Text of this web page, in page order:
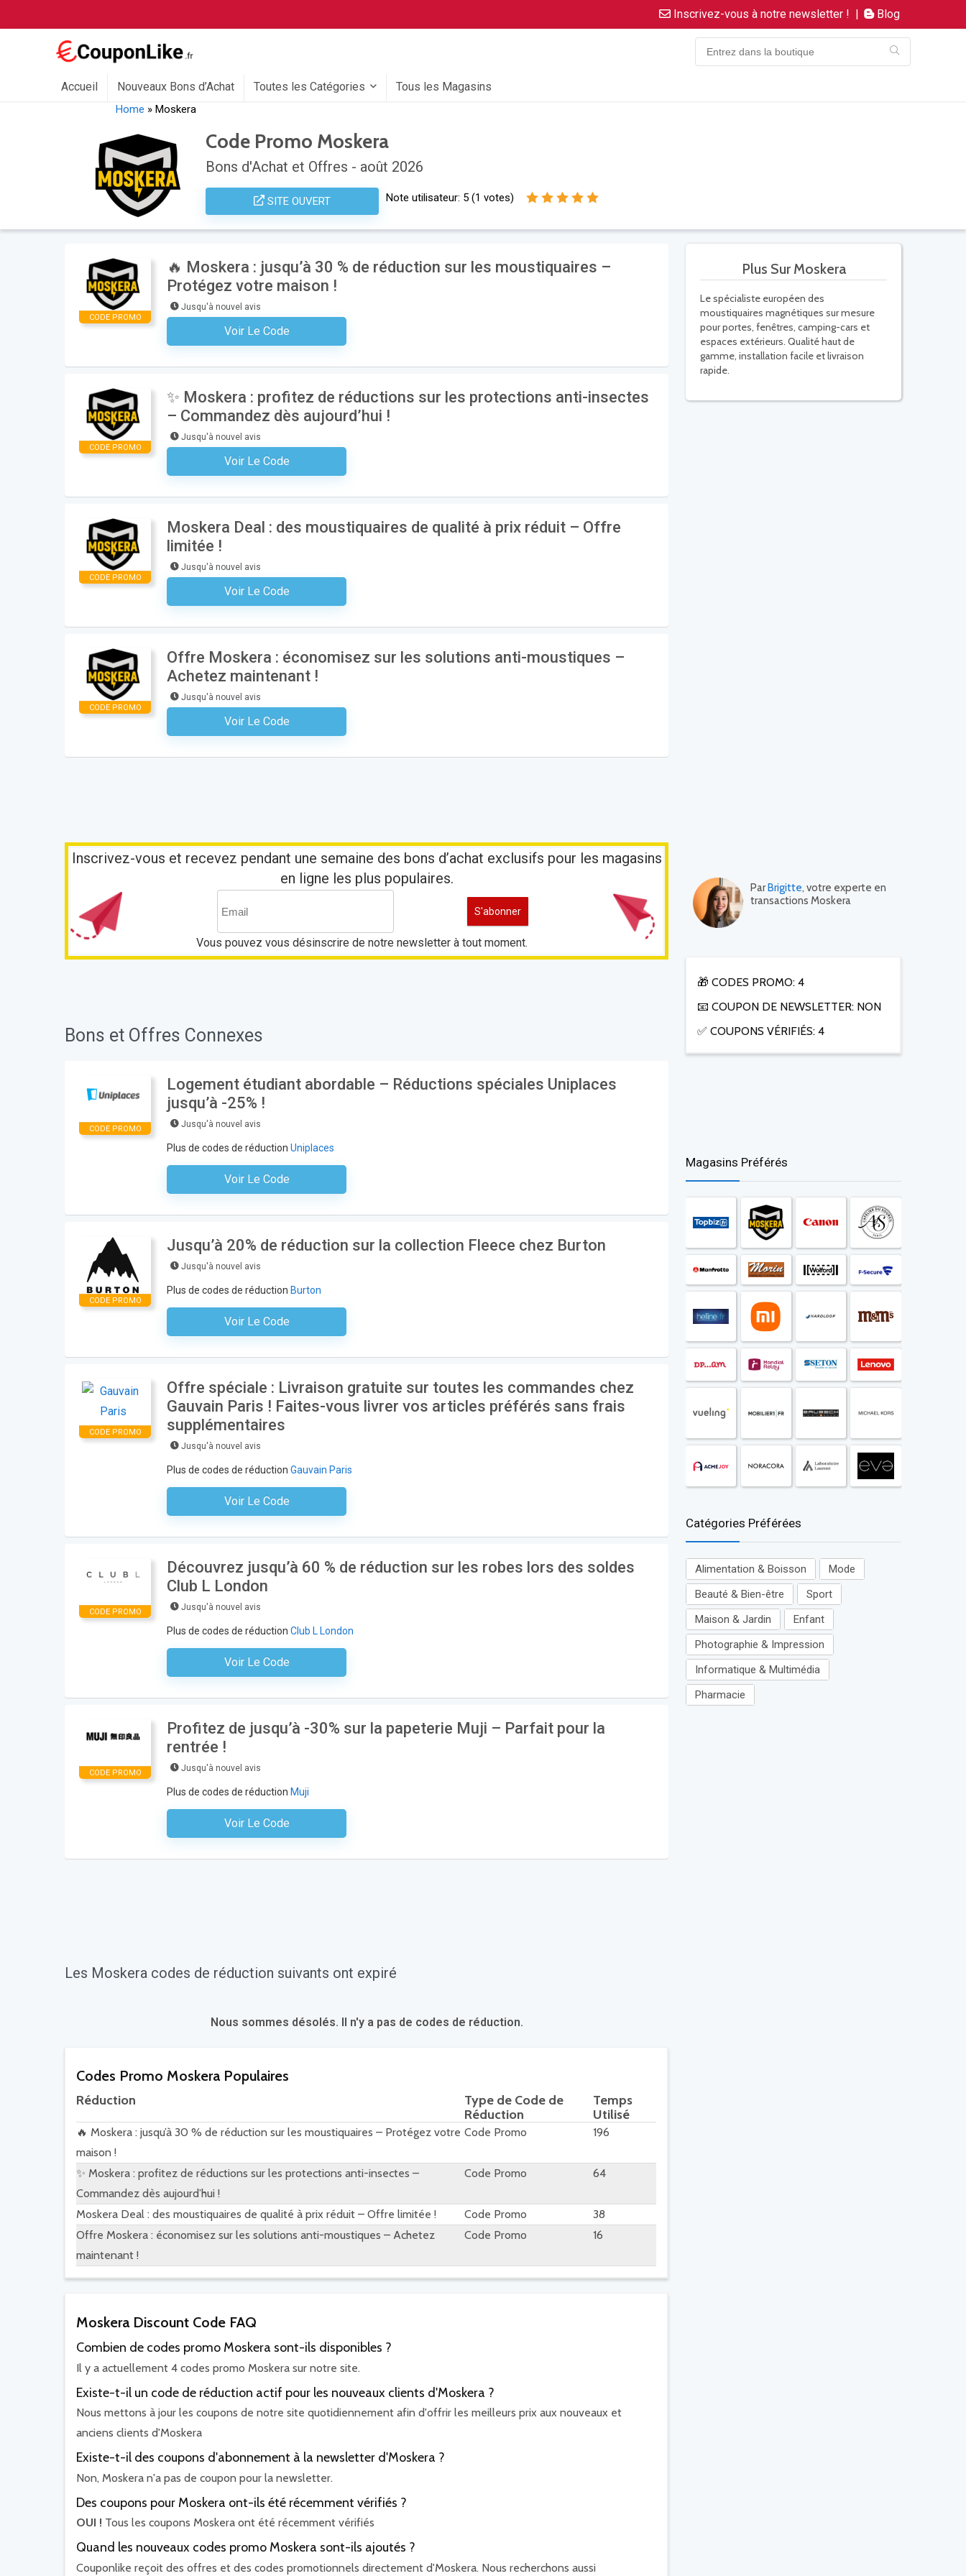
Inscrivez-vous à notre newsletter ! | Blog
Accueil Nouveaux Bons d’Achat Toutes les Catégories Tous les Magasins
Home »Moskera
Code Promo Moskera
Bons d'Achat et Offres - août 2026
SITE OUVERT Note utilisateur: 5 (1 votes)
Plus Sur Moskera
Le spécialiste européen des
moustiquaires magnétiques sur mesure
pour portes, fenêtres, camping-cars et
espaces extérieurs. Qualité haut de
gamme, installation facile et livraison
rapide.
ParBrigitte, votre experte en
transactions Moskera
🎁 CODES PROMO: 4
📧 COUPON DE NEWSLETTER: NON
✅ COUPONS VÉRIFIÉS: 4
Magasins Préférés
Catégories Préférées
Alimentation & Boisson
Mode
Beauté & Bien-être
Sport
Maison & Jardin
Enfant
Photographie & Impression
Informatique & Multimédia
Pharmacie
CODE PROMO
🔥 Moskera : jusqu’à 30 % de réduction sur les moustiquaires –
Protégez votre maison !
Jusqu'à nouvel avis
Voir Le Code
Aucun Code N'est Nécessaire
CODE PROMO
✨ Moskera : profitez de réductions sur les protections anti-insectes
– Commandez dès aujourd’hui !
Jusqu'à nouvel avis
Voir Le Code
Aucun Code N'est Nécessaire
CODE PROMO
Moskera Deal : des moustiquaires de qualité à prix réduit – Offre
limitée !
Jusqu'à nouvel avis
Voir Le Code
Aucun Code N'est Nécessaire
CODE PROMO
Offre Moskera : économisez sur les solutions anti-moustiques –
Achetez maintenant !
Jusqu'à nouvel avis
Voir Le Code
Aucun Code N'est Nécessaire
Inscrivez-vous et recevez pendant une semaine des bons d’achat exclusifs pour les magasins
en ligne les plus populaires.
Vous pouvez vous désinscrire de notre newsletter à tout moment.
Bons et Offres Connexes
CODE PROMO
Logement étudiant abordable – Réductions spéciales Uniplaces
jusqu’à -25% !
Jusqu'à nouvel avis
Plus de codes de réduction Uniplaces
Voir Le Code
Aucun Code N'est Nécessaire
CODE PROMO
Jusqu’à 20% de réduction sur la collection Fleece chez Burton
Jusqu'à nouvel avis
Plus de codes de réduction Burton
Voir Le Code
Aucun Code N'est Nécessaire
CODE PROMO
Offre spéciale : Livraison gratuite sur toutes les commandes chez
Gauvain Paris ! Faites-vous livrer vos articles préférés sans frais
supplémentaires
Jusqu'à nouvel avis
Plus de codes de réduction Gauvain Paris
Voir Le Code
Aucun Code N'est Nécessaire
CODE PROMO
Découvrez jusqu’à 60 % de réduction sur les robes lors des soldes
Club L London
Jusqu'à nouvel avis
Plus de codes de réduction Club L London
Voir Le Code
Aucun Code N'est Nécessaire
CODE PROMO
Profitez de jusqu’à -30% sur la papeterie Muji – Parfait pour la
rentrée !
Jusqu'à nouvel avis
Plus de codes de réduction Muji
Voir Le Code
Aucun Code N'est Nécessaire
Les Moskera codes de réduction suivants ont expiré
Nous sommes désolés. Il n'y a pas de codes de réduction.
Codes Promo Moskera Populaires
Réduction
Type de Code de
Réduction
Temps
Utilisé
🔥 Moskera : jusqu’à 30 % de réduction sur les moustiquaires – Protégez votre
maison !
Code Promo 196
✨ Moskera : profitez de réductions sur les protections anti-insectes –
Commandez dès aujourd’hui !
Code Promo 64
Moskera Deal : des moustiquaires de qualité à prix réduit – Offre limitée ! Code Promo
38
Offre Moskera : économisez sur les solutions anti-moustiques – Achetez
maintenant !
Code Promo 16
Moskera Discount Code FAQ
Combien de codes promo Moskera sont-ils disponibles ?
Il y a actuellement 4 codes promo Moskera sur notre site.
Existe-t-il un code de réduction actif pour les nouveaux clients d'Moskera ?
Nous mettons à jour les coupons de notre site quotidiennement afin d'offrir les meilleurs prix aux nouveaux et
anciens clients d'Moskera
Existe-t-il des coupons d'abonnement à la newsletter d'Moskera ?
Non, Moskera n'a pas de coupon pour la newsletter.
Des coupons pour Moskera ont-ils été récemment vérifiés ?
OUI ! Tous les coupons Moskera ont été récemment vérifiés
Quand les nouveaux codes promo Moskera sont-ils ajoutés ?
Couponlike reçoit des offres et des codes promotionnels directement d'Moskera. Nous recherchons aussi